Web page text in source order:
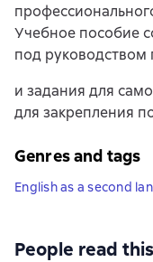
Учебное пособие
под руководством
и задания для
для закрепления
Genres and tags
English as a second
People read